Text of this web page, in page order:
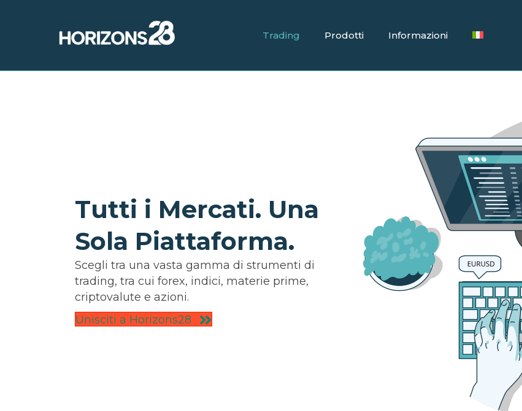
Trading Prodotti Informazioni
Tutti i Mercati. Una
Sola Piattaforma.
Scegli tra una vasta gamma di strumenti di
trading, tra cui forex, indici, materie prime,
criptovalute e azioni.
Unisciti a Horizons28